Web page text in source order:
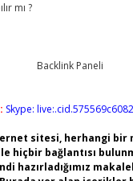
mı ?
Skype:
sitesi, herhangi bir
hiçbir bağlantısı
hazırladığımız